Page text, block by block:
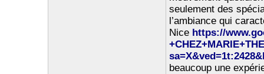
seulement des
l’ambiance qui
Nice https://
beaucoup une